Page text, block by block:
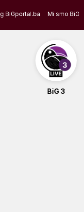
BiGportal.ba Mi smo BiG
BiG 3